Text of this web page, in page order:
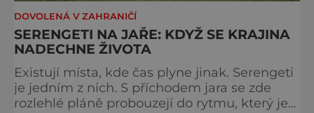
DOVOLENÁ V ZAHRANIČÍ
SERENGETI NA JAŘE: KDYŽ SE KRAJINA
NADECHNE ŽIVOTA
Existují místa, kde čas plyne jinak. Serengeti
je jedním z nich. S příchodem jara se zde
rozlehlé pláně probouzejí do rytmu, který je